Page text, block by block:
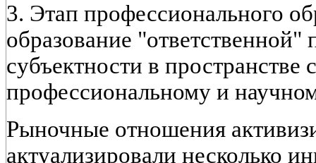
3. Этап профессионального
образование "ответственной"
субъектности в
профессиональному и
Рыночные отношения
актуализировали несколько